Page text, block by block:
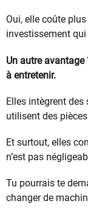
Oui, elle coûte
investissement
Un autre
à entretenir.
Elles intègrent
utilisent des
Et surtout, elles
n’est pas
Tu pourrais te
changer de